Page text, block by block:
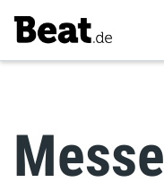
Messe